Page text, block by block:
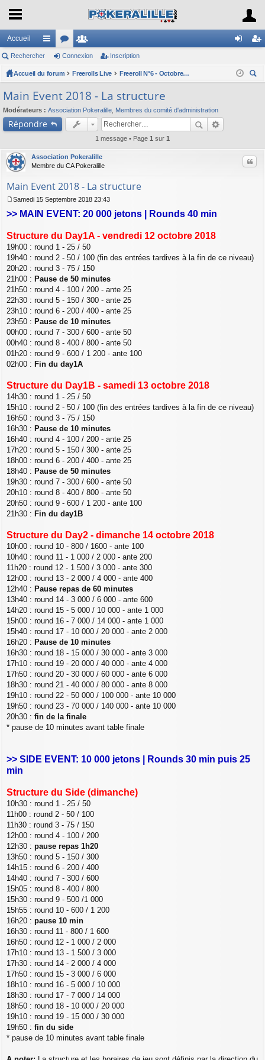
Accueil
ac
co
ci
s
or
u
m
s
e
m
br
es
ne cri
Rechercher Connexion Inscription
Accueil du forum Freerolls Live
Freeroll N°6 - Octobre 2018 - MAIN EVENT 2018
Main Event 2018 - La structure
Modérateurs : Association Pokeralille Membres du comité d'administration
Répondre
1 message • Page 1 sur 1
Association Pokeralille
Membre du CA Pokeralille
Main Event 2018 - La structure
Citer
e
s
a
g
e
Samedi 15 Septembre 2018 23:43
>> MAIN EVENT: 20 000 jetons | Rounds 40 min
Structure du Day1A - vendredi 12 octobre 2018
19h00 : round 1 - 25 / 50
19h40 : round 2 - 50 / 100 (fin des entrées tardives à la fin de ce niveau)
20h20 : round 3 - 75 / 150
21h00 : Pause de 50 minutes
21h50 : round 4 - 100 / 200 - ante 25
22h30 : round 5 - 150 / 300 - ante 25
23h10 : round 6 - 200 / 400 - ante 25
23h50 : Pause de 10 minutes
00h00 : round 7 - 300 / 600 - ante 50
00h40 : round 8 - 400 / 800 - ante 50
01h20 : round 9 - 600 / 1 200 - ante 100
02h00 : Fin du day1A
Structure du Day1B - samedi 13 octobre 2018
14h30 : round 1 - 25 / 50
15h10 : round 2 - 50 / 100 (fin des entrées tardives à la fin de ce niveau)
16h50 : round 3 - 75 / 150
16h30 : Pause de 10 minutes
16h40 : round 4 - 100 / 200 - ante 25
17h20 : round 5 - 150 / 300 - ante 25
18h00 : round 6 - 200 / 400 - ante 25
18h40 : Pause de 50 minutes
19h30 : round 7 - 300 / 600 - ante 50
20h10 : round 8 - 400 / 800 - ante 50
20h50 : round 9 - 600 / 1 200 - ante 100
21h30 : Fin du day1B
Structure du Day2 - dimanche 14 octobre 2018
10h00 : round 10 - 800 / 1600 - ante 100
10h40 : round 11 - 1 000 / 2 000 - ante 200
11h20 : round 12 - 1 500 / 3 000 - ante 300
12h00 : round 13 - 2 000 / 4 000 - ante 400
12h40 : Pause repas de 60 minutes
13h40 : round 14 - 3 000 / 6 000 - ante 600
14h20 : round 15 - 5 000 / 10 000 - ante 1 000
15h00 : round 16 - 7 000 / 14 000 - ante 1 000
15h40 : round 17 - 10 000 / 20 000 - ante 2 000
16h20 : Pause de 10 minutes
16h30 : round 18 - 15 000 / 30 000 - ante 3 000
17h10 : round 19 - 20 000 / 40 000 - ante 4 000
17h50 : round 20 - 30 000 / 60 000 - ante 6 000
18h30 : round 21 - 40 000 / 80 000 - ante 8 000
19h10 : round 22 - 50 000 / 100 000 - ante 10 000
19h50 : round 23 - 70 000 / 140 000 - ante 10 000
20h30 : fin de la finale
* pause de 10 minutes avant table finale
>> SIDE EVENT: 10 000 jetons | Rounds 30 min puis 25
min
Structure du Side (dimanche)
10h30 : round 1 - 25 / 50
11h00 : round 2 - 50 / 100
11h30 : round 3 - 75 / 150
12h00 : round 4 - 100 / 200
12h30 : pause repas 1h20
13h50 : round 5 - 150 / 300
14h15 : round 6 - 200 / 400
14h40 : round 7 - 300 / 600
15h05 : round 8 - 400 / 800
15h30 : round 9 - 500 /1 000
15h55 : round 10 - 600 / 1 200
16h20 : pause 10 min
16h30 : round 11 - 800 / 1 600
16h50 : round 12 - 1 000 / 2 000
17h10 : round 13 - 1 500 / 3 000
17h30 : round 14 - 2 000 / 4 000
17h50 : round 15 - 3 000 / 6 000
18h10 : round 16 - 5 000 / 10 000
18h30 : round 17 - 7 000 / 14 000
18h50 : round 18 - 10 000 / 20 000
19h10 : round 19 - 15 000 / 30 000
19h50 : fin du side
* pause de 10 minutes avant table finale